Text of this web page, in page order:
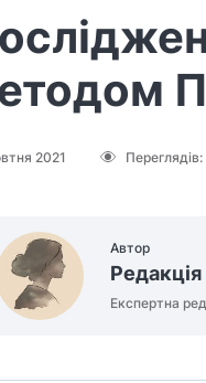
2021 Переглядів:
Автор
Експертна